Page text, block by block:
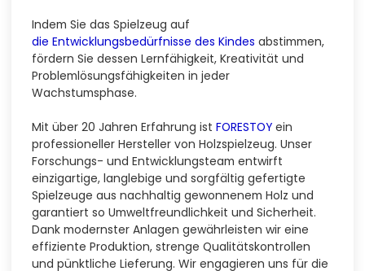
Indem Sie das Spielzeug auf
die Entwicklungsbedürfnisse des Kindes abstimmen,
fördern Sie dessen Lernfähigkeit, Kreativität und
Problemlösungsfähigkeiten in jeder
Wachstumsphase.
Mit über 20 Jahren Erfahrung ist FORESTOYein
professioneller Hersteller von Holzspielzeug. Unser
Forschungs- und Entwicklungsteam entwirft
einzigartige, langlebige und sorgfältig gefertigte
Spielzeuge aus nachhaltig gewonnenem Holz und
garantiert so Umweltfreundlichkeit und Sicherheit.
Dank modernster Anlagen gewährleisten wir eine
effiziente Produktion, strenge Qualitätskontrollen
und pünktliche Lieferung. Wir engagieren uns für die